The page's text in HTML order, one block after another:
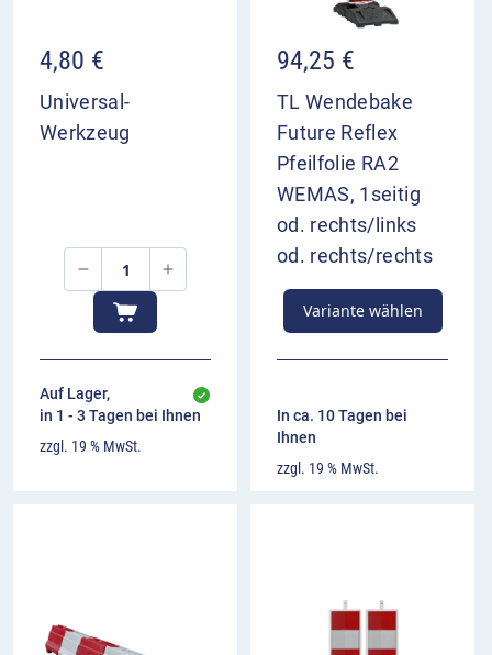
4,80 €
Universal-
Werkzeug
Auf Lager,
in 1 - 3 Tagen bei Ihnen
zzgl. 19 % MwSt.
94,25 €
TL Wendebake
Future Reflex
Pfeilfolie RA2
WEMAS, 1seitig
od. rechts/links
od. rechts/rechts
Variante wählen
In ca. 10 Tagen bei
Ihnen
zzgl. 19 % MwSt.